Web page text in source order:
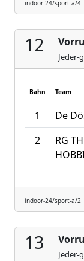
indoor-24/sport-a/4
12
Jeder-
Bahn Team
1 De
2
RG
indoor-24/sport-a/2
13
Jeder-